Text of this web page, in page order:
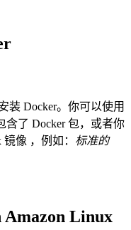
装 Docker。你可以使用
含了 Docker 包，或者你
像 ，例如： 标准的
Linux